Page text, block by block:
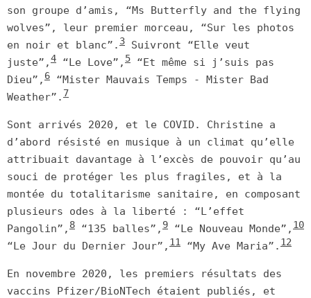
son groupe d’amis, “Ms Butterfly and the flying
wolves”, leur premier morceau, “Sur les photos
en noir et blanc”. 3 Suivront “Elle veut
juste”,4 “Le Love”, 5 “Et même si j’suis pas
Dieu”, 6 “Mister Mauvais Temps - Mister Bad
Weather”. 7
Sont arrivés 2020, et le COVID. Christine a
d’abord résisté en musique à un climat qu’elle
attribuait davantage à l’excès de pouvoir qu’au
souci de protéger les plus fragiles, et à la
montée du totalitarisme sanitaire, en composant
plusieurs odes à la liberté : “L’effet
Pangolin”, 8 “135 balles”, 9 “Le Nouveau Monde”, 10
“Le Jour du Dernier Jour”, 11 “My Ave Maria”. 12
En novembre 2020, les premiers résultats des
vaccins Pfizer/BioNTech étaient publiés, et